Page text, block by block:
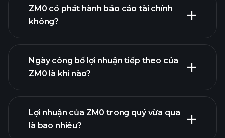
danh sách cổ phiếu
của chúng tôi
ZM0 có phát hành báo cáo tài chính
không?
tài chính của
ZM0
Ngày công bố lợi nhuận tiếp theo của
ZM0 là khi nào?
Lịch công bố lợi nhuận
Lợi nhuận của ZM0 trong quý vừa qua
là bao nhiêu?